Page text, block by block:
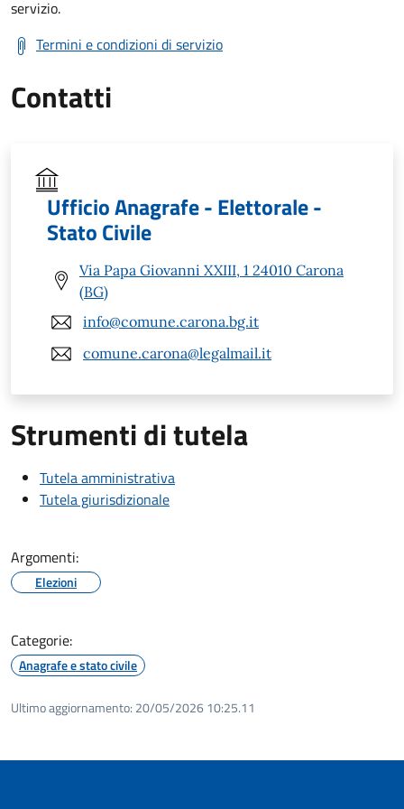
servizio.
Termini e condizioni di servizio
Contatti
Ufficio Anagrafe - Elettorale -
Stato Civile
Via Papa Giovanni XXIII, 1 24010 Carona
(BG)
info@comune.carona.bg.it
comune.carona@legalmail.it
Strumenti di tutela
Tutela amministrativa
Tutela giurisdizionale
Argomenti:
Elezioni
Categorie:
Anagrafe e stato civile
Ultimo aggiornamento: 20/05/2026 10:25.11